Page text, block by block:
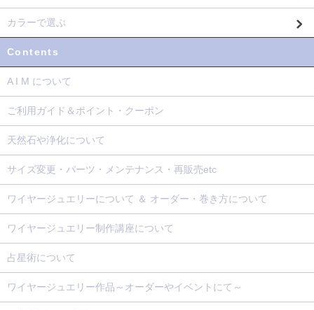
カラーで選ぶ
Contents
A I M について
ご利用ガイド＆ポイント・クーポン
天然石や浄化について
サイズ変更・パーツ・メンテナンス・再販売etc
ワイヤージュエリーについて ＆ オーダー・巻き方について
ワイヤージュエリー制作講座について
占星術について
ワイヤージュエリー作品～オーダーやイベントにて～